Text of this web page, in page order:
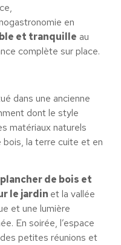
en
et tranquille au
complète sur place.
dans une ancienne
dont le style
matériaux naturels
la terre cuite et en
de bois et
le jardin et la vallée
et une lumière
En soirée, l’espace
petites réunions et